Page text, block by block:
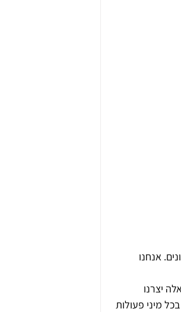
אנחנו
יצרנו
מיני פעולות